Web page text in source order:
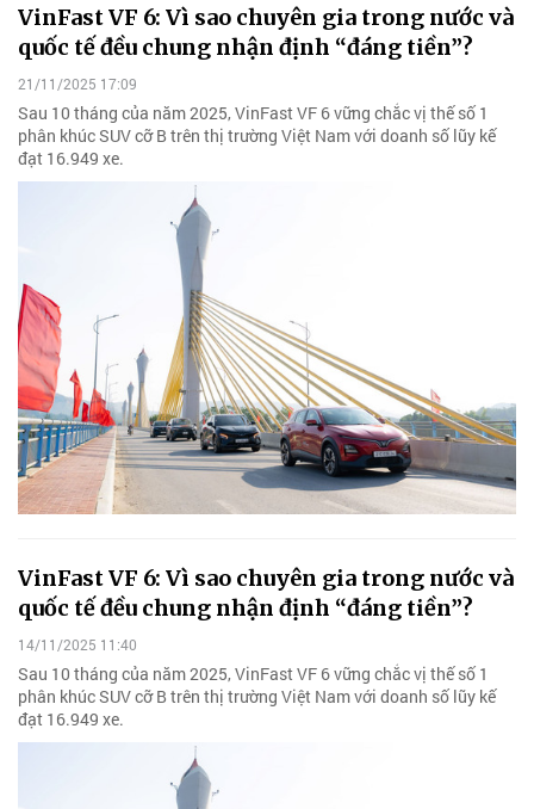
VinFast VF 6: Vì sao chuyên gia trong nước và
quốc tế đều chung nhận định “đáng tiền”?
21/11/2025 17:09
Sau 10 tháng của năm 2025, VinFast VF 6 vững chắc vị thế số 1
phân khúc SUV cỡ B trên thị trường Việt Nam với doanh số lũy kế
đạt 16.949 xe.
VinFast VF 6: Vì sao chuyên gia trong nước và
quốc tế đều chung nhận định “đáng tiền”?
14/11/2025 11:40
Sau 10 tháng của năm 2025, VinFast VF 6 vững chắc vị thế số 1
phân khúc SUV cỡ B trên thị trường Việt Nam với doanh số lũy kế
đạt 16.949 xe.